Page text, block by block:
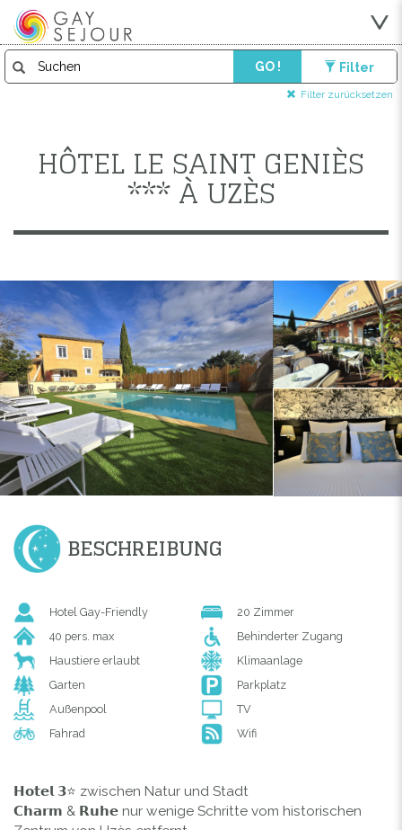
GO ! Filter
Filter zurücksetzen
HÔTEL LE SAINT GENIÈS
*** À UZÈS
BESCHREIBUNG
Hotel Gay-Friendly
20 Zimmer
40 pers. max
Behinderter Zugang
Haustiere erlaubt
Klimaanlage
Garten
Parkplatz
Außenpool
TV
Fahrad
Wifi
𝗛𝗼𝘁𝗲𝗹 𝟯⭐️ zwischen Natur und Stadt
𝗖𝗵𝗮𝗿𝗺 & 𝗥𝘂𝗵𝗲 nur wenige Schritte vom historischen